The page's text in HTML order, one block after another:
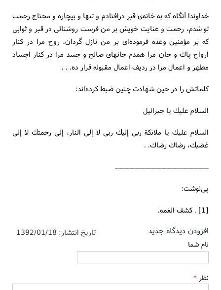
خداوندا آنگاه كه به خانه‌ی قبر درافتادم و تنها و بیچاره و محتاج رحمت
تو شدم، رحمت و عنایت خویش بر من فرست روشنائی در قبر و ثوابی
كه بر مؤمنین وعده فرموده‌ای بر من نازل گردان، روح مرا در كنار
ارواح پاك و جان مرا همدم جانهای صالح و جسد مرا در كنار اجساد
مطهر و اعمال مرا در ردیف اعمال مقبوله قرار ده. . .
كلماتش را در حین شهادت چنین ضبط كرده‌اند:
السلام علیك یا جبرائیل
السلام علیك یا ملائكة ربی إلیك ربی لا إلی النار، إلی رحمتك لا إلی
غضبك، رضاك رضاك. .
ــــــــــــــــــــــــــــــــــــــ
پی‌نوشت:
[1] . كشف الغمه.
تاریخ انتشار: 1392/01/18 افزودن دیدگاه جدید
نام شما
نظر *